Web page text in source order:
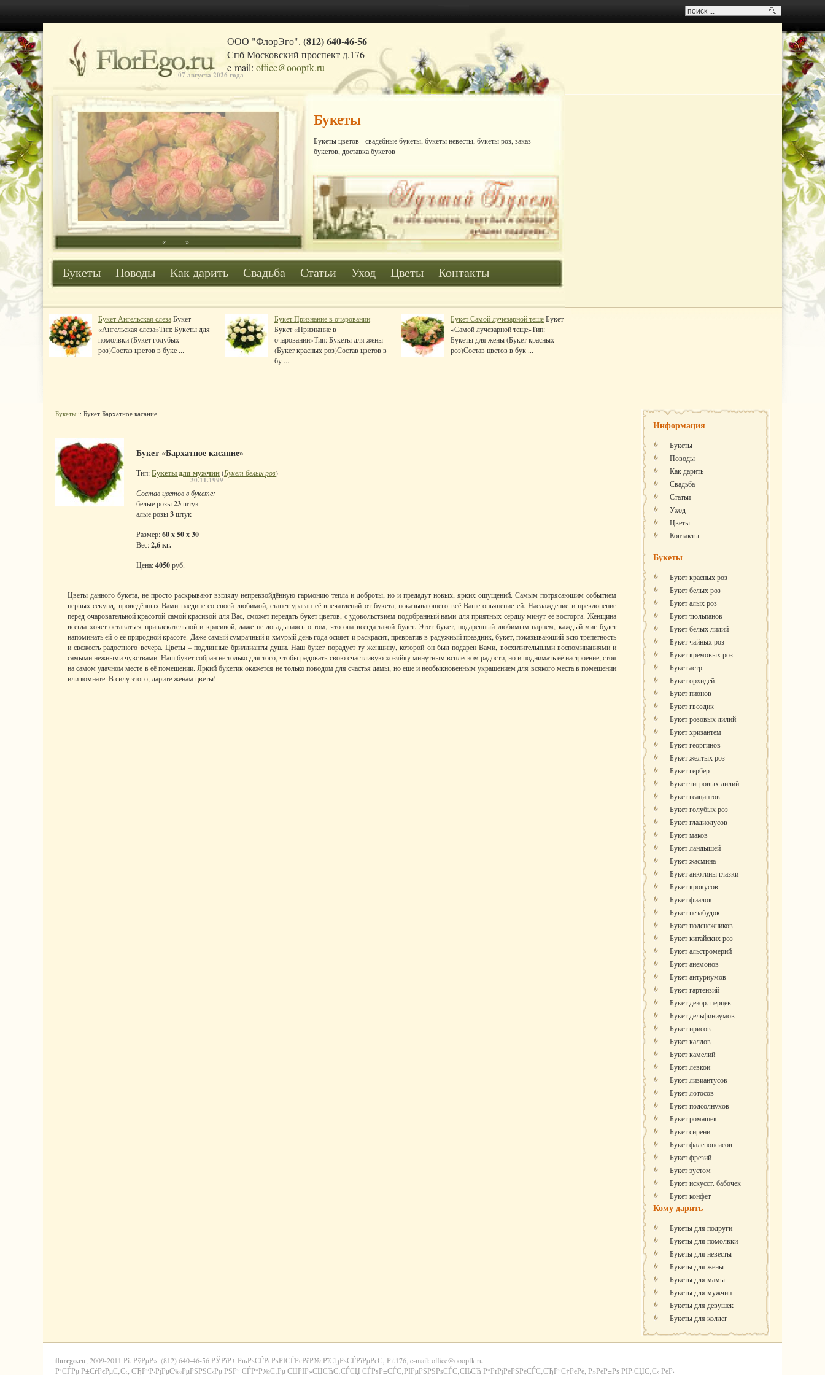
07 августа 2026 года
Букеты
Букеты цветов - свадебные букеты, букеты невесты, букеты роз, заказ
букетов, доставка букетов
« »
Букеты Поводы Как дарить Свадьба Статьи Уход Цветы Контакты
Букет Ангельская слезаБукет
«Ангельская слеза»Тип: Букеты для
помолвки (Букет голубых
роз)Состав цветов в буке ...
Букет Признание в очаровании
Букет «Признание в
очаровании»Тип: Букеты для жены
(Букет красных роз)Состав цветов в
бу ...
Букет Самой лучезарной тещеБукет
«Самой лучезарной теще»Тип:
Букеты для жены (Букет красных
роз)Состав цветов в бук ...
Букеты :: Букет Бархатное касание
30.11.1999
Букет «Бархатное касание»
Тип:Букеты для мужчин(Букет белых роз)
Состав цветов в букете:
белые розы23штук
алые розы3штук
Размер:60 x 50 x 30
Вес:2,6 кг.
Цена:4050руб.
Цветы данного букета, не просто раскрывают взгляду непревзойдённую гармонию тепла и доброты, но и предадут новых, ярких ощущений. Самым потрясающим событием
первых секунд, проведённых Вами наедине со своей любимой, станет ураган её впечатлений от букета, показывающего всё Ваше опьянение ей. Наслаждение и преклонение
перед очаровательной красотой самой красивой для Вас, сможет передать букет цветов, с удовольствием подобранный нами для приятных сердцу минут её восторга. Женщина
всегда хочет оставаться привлекательной и красивой, даже не догадываясь о том, что она всегда такой будет. Этот букет, подаренный любимым парнем, каждый миг будет
напоминать ей о её природной красоте. Даже самый сумрачный и хмурый день года осияет и раскрасит, превратив в радужный праздник, букет, показывающий всю трепетность
и свежесть радостного вечера. Цветы – подлинные бриллианты души. Наш букет порадует ту женщину, которой он был подарен Вами, восхитительными воспоминаниями и
самыми нежными чувствами. Наш букет собран не только для того, чтобы радовать свою счастливую хозяйку минутным всплеском радости, но и поднимать её настроение, стоя
на самом удачном месте в её помещении. Яркий букетик окажется не только поводом для счастья дамы, но еще и необыкновенным украшением для всякого места в помещении
или комнате. В силу этого, дарите женам цветы!
Информация
Букеты
Поводы
Как дарить
Свадьба
Статьи
Уход
Цветы
Контакты
Букеты
Букет красных роз
Букет белых роз
Букет алых роз
Букет тюльпанов
Букет белых лилий
Букет чайных роз
Букет кремовых роз
Букет астр
Букет орхидей
Букет пионов
Букет гвоздик
Букет розовых лилий
Букет хризантем
Букет георгинов
Букет желтых роз
Букет гербер
Букет тигровых лилий
Букет геацинтов
Букет голубых роз
Букет гладиолусов
Букет маков
Букет ландышей
Букет жасмина
Букет анютины глазки
Букет крокусов
Букет фиалок
Букет незабудок
Букет подснежников
Букет китайских роз
Букет альстромерий
Букет анемонов
Букет антуриумов
Букет гартензий
Букет декор. перцев
Букет дельфиниумов
Букет ирисов
Букет каллов
Букет камелий
Букет левкои
Букет лизиантусов
Букет лотосов
Букет подсолнухов
Букет ромашек
Букет сирени
Букет фаленопсисов
Букет фрезий
Букет эустом
Букет искусст. бабочек
Букет конфет
Кому дарить
Букеты для подруги
Букеты для помолвки
Букеты для невесты
Букеты для жены
Букеты для мамы
Букеты для мужчин
Букеты для девушек
Букеты для коллег
florego.ru , 2009-2011 Рі. РўРµР». (812) 640-46-56 РЎРїР± РњРѕСЃРєРѕРІСЃРєРёР№ РїСЂРѕСЃРїРµРєС‚ Рґ.176, e-mail: office@ooopfk.ru.
Р’СЃРµ Р±СѓРєРµС‚С‹, СЂР°Р·РјРµС‰РµРЅРЅС‹Рµ РЅР° СЃР°Р№С‚Рµ СЏРІР»СЏСЋС‚СЃСЏ СЃРѕР±СЃС‚РІРµРЅРЅРѕСЃС‚СЊСЋ Р°РґРјРёРЅРёСЃС‚СЂР°С†РёРё, Р»РёР±Рѕ РІР·СЏС‚С‹ РёР·
ООО "ФлорЭго". (812) 640-46-56
Спб Московский проспект д.176
e-mail: office@ooopfk.ru